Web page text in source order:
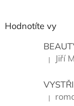
Hodnotíte vy
| Jiří
|